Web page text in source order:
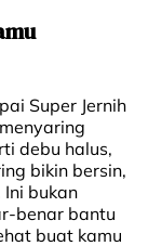
Super Jernih
debu halus,
bikin bersin,
bukan
benar bantu
buat kamu